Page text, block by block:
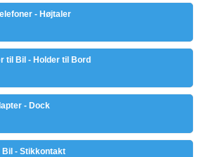
- Højtaler
til Bil - Holder til Bord
- Dock
Bil - Stikkontakt